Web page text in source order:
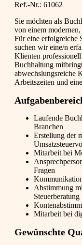
Ref.-Nr.: 61062
Sie möchten als
von einem
Für eine erfolgreiche
suchen wir eine/n
Klienten
Buchhaltung
abwechslungsreiche
Arbeitszeiten und
Laufende
Branchen
Erstellung der
Mitarbeit bei
Fragen
Abstimmung
Steuerberatung
Mitarbeit bei
Gewünschte